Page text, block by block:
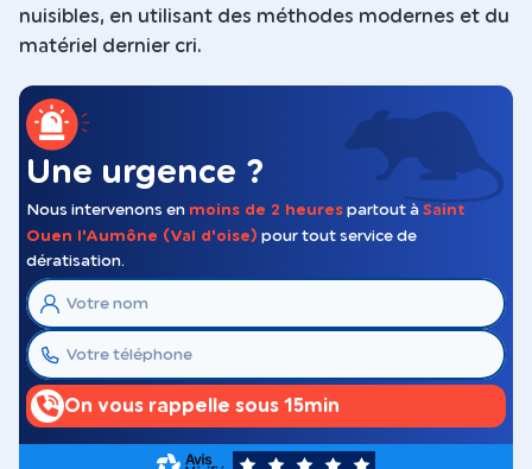
nuisibles, en utilisant des méthodes modernes et du
matériel dernier cri.
Une urgence ?
Nous intervenons en moins de 2 heures partout à Saint
Ouen l'Aumône (Val d'oise) pour tout service de
dératisation.
On vous rappelle sous 15min